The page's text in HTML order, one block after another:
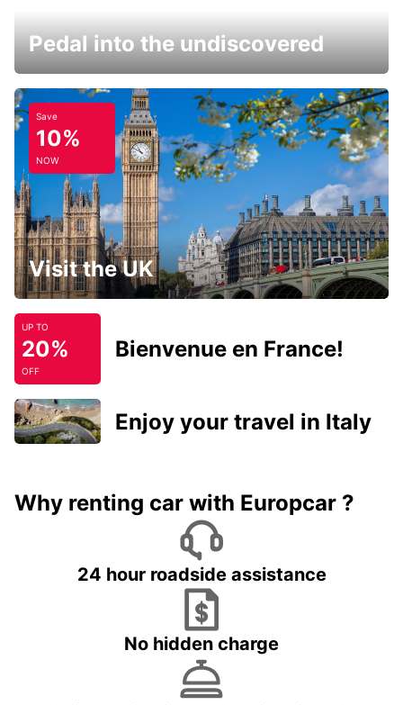
Pedal into the undiscovered
Save
10%
NOW
Visit the UK
UP TO
20%
OFF
Bienvenue en France!
Enjoy your travel in Italy
Why renting car with Europcar ?
24 hour roadside assistance
No hidden charge